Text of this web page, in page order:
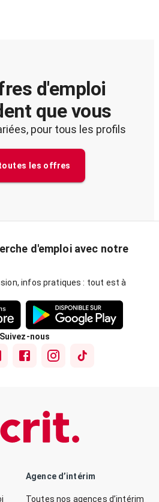
d'emploi
que vous
pour tous les profils
les offres
d'emploi avec notre
infos pratiques : tout est à
Suivez-nous
Agence d’intérim
Toutes nos agences d’intérim